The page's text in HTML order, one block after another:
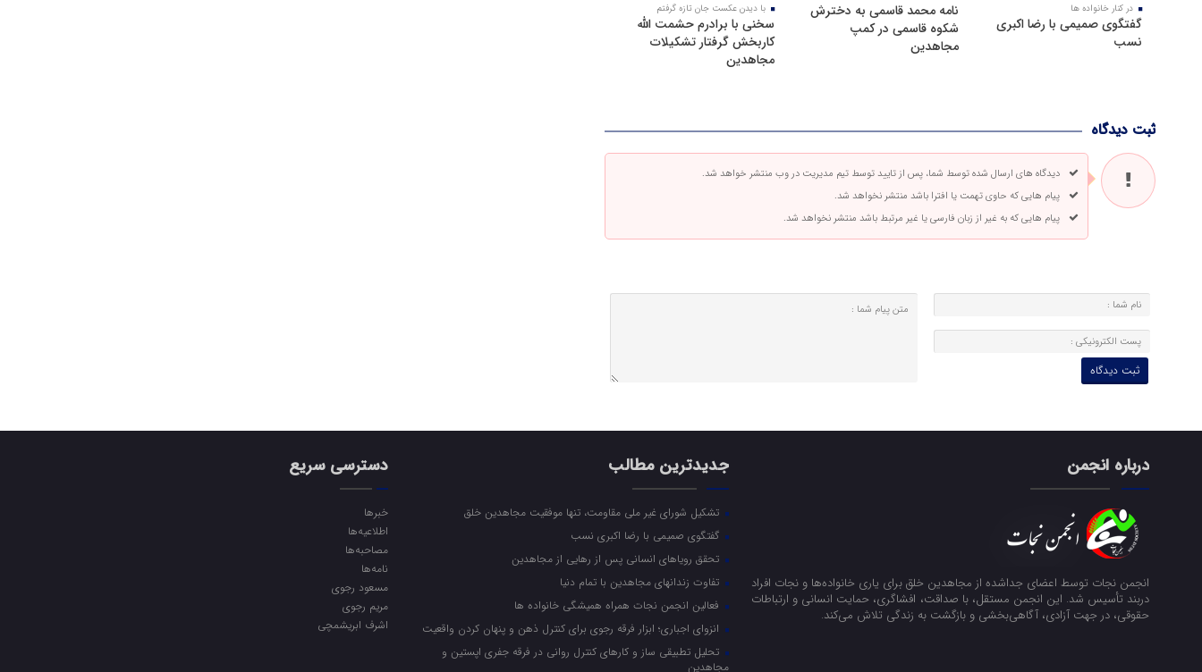
در کنار خانواده ها
گفتگوی صمیمی با رضا اکبری
نسب
نامه محمد قاسمی به دخترش
شکوه قاسمی در کمپ
مجاهدین
با دیدن عکست جان تازه گرفتم
سخنی با برادرم حشمت الله
کاربخش گرفتار تشکیلات
مجاهدین
ثبت دیدگاه
دیدگاه های ارسال شده توسط شما، پس از تایید توسط تیم مدیریت در وب منتشر خواهد شد.
پیام هایی که حاوی تهمت یا افترا باشد منتشر نخواهد شد.
پیام هایی که به غیر از زبان فارسی یا غیر مرتبط باشد منتشر نخواهد شد.
درباره انجمن
انجمن نجات توسط اعضای جداشده از مجاهدین خلق برای یاری خانواده‌ها و نجات افراد
دربند تأسیس شد. این انجمن مستقل، با صداقت، افشاگری، حمایت انسانی و ارتباطات
حقوقی، در جهت آزادی، آگاهی‌بخشی و بازگشت به زندگی تلاش می‌کند.
جدیدترین مطالب
تشکیل شورای غیر ملی مقاومت، تنها موفقیت مجاهدین خلق
گفتگوی صمیمی با رضا اکبری نسب
تحقق رویاهای انسانی پس از رهایی از مجاهدین
تفاوت زندانهای مجاهدین با تمام دنیا
فعالین انجمن نجات همراه همیشگی خانواده ها
انزوای اجباری؛ ابزار فرقه رجوی برای کنترل ذهن و پنهان کردن واقعیت
تحلیل تطبیقی ساز و کارهای کنترل روانی در فرقه جفری اپستین و
مجاهدین
دسترسی سریع
خبرها
اطلاعیه‌ها
مصاحبه‌ها
نامه‌ها
مسعود رجوی
مریم رجوی
اشرف ابریشمچی